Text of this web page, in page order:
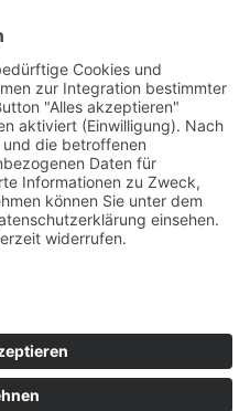
Böddeling übernimmt
Infrastruktur und
FC St. Pauli und
Anlage
teilnehmen
einheitlichen Kriterien
Die Ergebnisse werden
Auswertung auf
gestellt.